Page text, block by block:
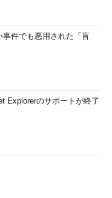
事件でも悪用された「盲
Explorerのサポートが終了